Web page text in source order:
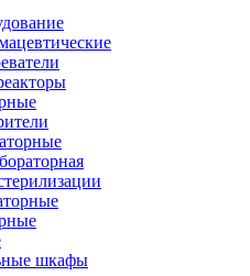
шкафы